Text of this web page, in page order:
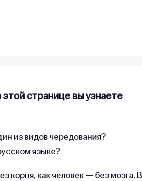
этой странице вы узнаете
из видов чередования?
языке?
корня, как человек — без мозга.